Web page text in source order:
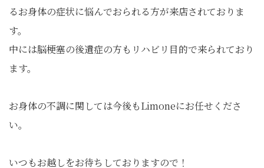
るお身体の症状に悩んでおられる方が来店されておりま
す。
中には脳梗塞の後遺症の方もリハビリ目的で来られており
ます。
お身体の不調に関しては今後もLimoneにお任せくださ
い。
いつもお越しをお待ちしておりますので！